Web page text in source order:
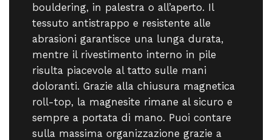
bouldering, in palestra o all’aperto. Il
tessuto antistrappo e resistente alle
abrasioni garantisce una lunga durata,
mentre il rivestimento interno in pile
risulta piacevole al tatto sulle mani
doloranti. Grazie alla chiusura magnetica
roll-top, la magnesite rimane al sicuro e
sempre a portata di mano. Puoi contare
sulla massima organizzazione grazie a